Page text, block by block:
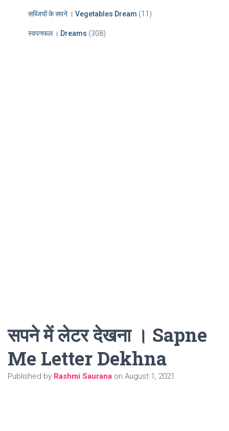
सब्जियों के सपने । Vegetables Dream (11)
स्वपनफल । Dreams (308)
सपने में लेटर देखना । Sapne
Me Letter Dekhna
Published by Rashmi Saurana on August 1, 2021